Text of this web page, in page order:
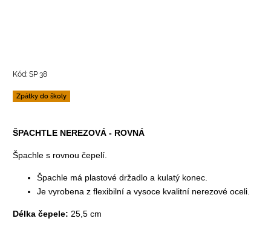
Kód: SP 38
Zpátky do školy
ŠPACHTLE NEREZOVÁ - ROVNÁ
Špachle s rovnou čepelí.
Špachle má plastové držadlo a kulatý konec.
Je vyrobena z flexibilní a vysoce kvalitní nerezové oceli.
Délka čepele: 25,5 cm